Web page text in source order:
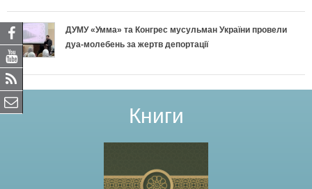
ДУМУ «Умма» та Конгрес мусульман України провели
дуа-молебень за жертв депортації
Книги